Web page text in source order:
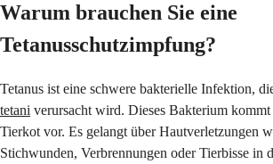
Warum brauchen Sie eine
Tetanusschutzimpfung?
Tetanus ist eine schwere bakterielle Infektion,
tetani verursacht wird. Dieses Bakterium
Tierkot vor. Es gelangt über Hautverletzungen
Stichwunden, Verbrennungen oder Tierbisse in